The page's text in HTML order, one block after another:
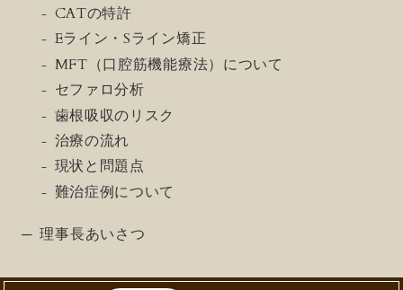
CATの特許
Eライン・Sライン矯正
MFT（口腔筋機能療法）について
セファロ分析
歯根吸収のリスク
治療の流れ
現状と問題点
難治症例について
理事長あいさつ